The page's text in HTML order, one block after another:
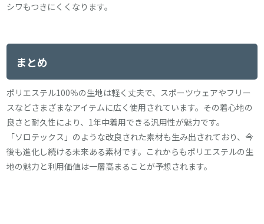
シワもつきにくくなります。
まとめ
ポリエステル100％の生地は軽く丈夫で、スポーツウェアやフリー
スなどさまざまなアイテムに広く使用されています。その着心地の
良さと耐久性により、1年中着用できる汎用性が魅力です。
「ソロテックス」のような改良された素材も生み出されており、今
後も進化し続ける未来ある素材です。これからもポリエステルの生
地の魅力と利用価値は一層高まることが予想されます。